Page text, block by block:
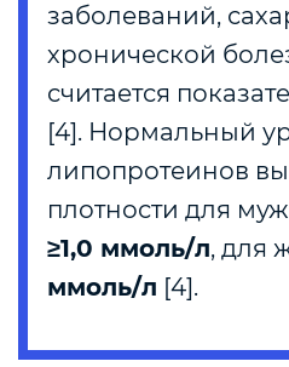
заболеваний,
хронической
считается
[4]. Нормальный
липопротеинов
плотности для
≥1,0 ммоль/л, для
ммоль/л [4].